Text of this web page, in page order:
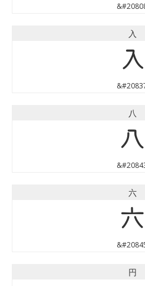
入
入
八
八
六
六
円